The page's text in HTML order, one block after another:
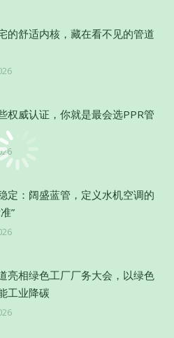
的舒适内核，藏在看不见的管道
权威认证，你就是最会选PPR管
定：阔盛蓝管，定义水机空调的
”
亮相绿色工厂厂务大会，以绿色
工业降碳